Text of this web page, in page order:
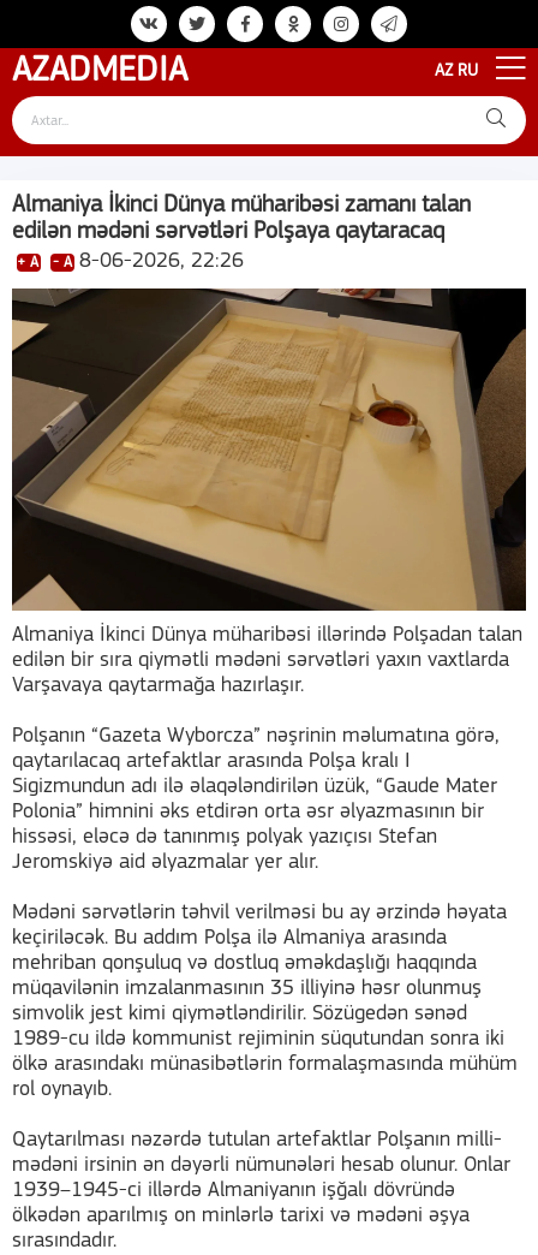
AZADMEDIA AZ RU
Almaniya İkinci Dünya müharibəsi zamanı talan
edilən mədəni sərvətləri Polşaya qaytaracaq
+ A - A 8-06-2026, 22:26
Almaniya İkinci Dünya müharibəsi illərində Polşadan talan
edilən bir sıra qiymətli mədəni sərvətləri yaxın vaxtlarda
Varşavaya qaytarmağa hazırlaşır.
Polşanın “Gazeta Wyborcza” nəşrinin məlumatına görə,
qaytarılacaq artefaktlar arasında Polşa kralı I
Sigizmundun adı ilə əlaqələndirilən üzük, “Gaude Mater
Polonia” himnini əks etdirən orta əsr əlyazmasının bir
hissəsi, eləcə də tanınmış polyak yazıçısı Stefan
Jeromskiyə aid əlyazmalar yer alır.
Mədəni sərvətlərin təhvil verilməsi bu ay ərzində həyata
keçiriləcək. Bu addım Polşa ilə Almaniya arasında
mehriban qonşuluq və dostluq əməkdaşlığı haqqında
müqavilənin imzalanmasının 35 illiyinə həsr olunmuş
simvolik jest kimi qiymətləndirilir. Sözügedən sənəd
1989-cu ildə kommunist rejiminin süqutundan sonra iki
ölkə arasındakı münasibətlərin formalaşmasında mühüm
rol oynayıb.
Qaytarılması nəzərdə tutulan artefaktlar Polşanın milli-
mədəni irsinin ən dəyərli nümunələri hesab olunur. Onlar
1939–1945-ci illərdə Almaniyanın işğalı dövründə
ölkədən aparılmış on minlərlə tarixi və mədəni əşya
sırasındadır.